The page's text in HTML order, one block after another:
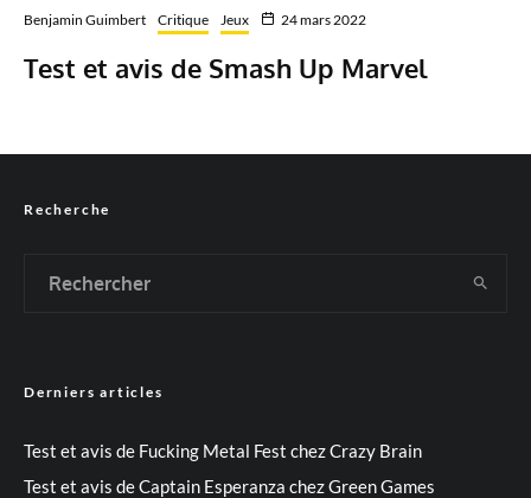
Benjamin Guimbert Critique Jeux 24 mars 2022
Test et avis de Smash Up Marvel
Recherche
Derniers articles
Test et avis de Fucking Metal Fest chez Crazy Brain
Test et avis de Captain Esperanza chez Green Games